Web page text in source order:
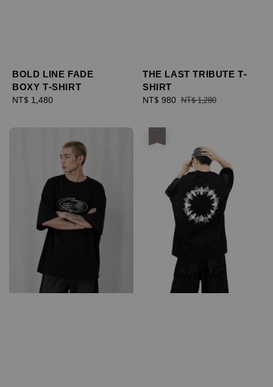
BOLD LINE FADE
BOXY T-SHIRT
Regular
NT$ 1,480
THE LAST TRIBUTE T-
SHIRT
Sale
NT$ 980 Regular
NT$ 1,280